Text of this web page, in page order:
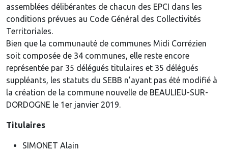
assemblées délibérantes de chacun des EPCI dans les
conditions prévues au Code Général des Collectivités
Territoriales.
Bien que la communauté de communes Midi Corrézien
soit composée de 34 communes, elle reste encore
représentée par 35 délégués titulaires et 35 délégués
suppléants, les statuts du SEBB n’ayant pas été modifié à
la création de la commune nouvelle de BEAULIEU-SUR-
DORDOGNE le 1er janvier 2019.
Titulaires
SIMONET Alain